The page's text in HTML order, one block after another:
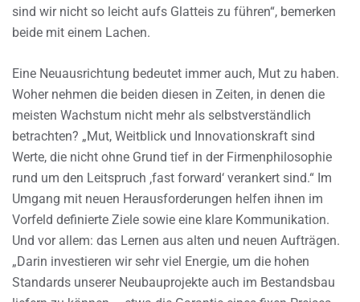
sind wir nicht so leicht aufs Glatteis zu führen“, bemerken
beide mit einem Lachen.
Eine Neuausrichtung bedeutet immer auch, Mut zu haben.
Woher nehmen die beiden diesen in Zeiten, in denen die
meisten Wachstum nicht mehr als selbstverständlich
betrachten? „Mut, Weitblick und Innovationskraft sind
Werte, die nicht ohne Grund tief in der Firmenphilosophie
rund um den Leitspruch ‚fast forward‘ verankert sind.“ Im
Umgang mit neuen Herausforderungen helfen ihnen im
Vorfeld definierte Ziele sowie eine klare Kommunikation.
Und vor allem: das Lernen aus alten und neuen Aufträgen.
„Darin investieren wir sehr viel Energie, um die hohen
Standards unserer Neubauprojekte auch im Bestandsbau